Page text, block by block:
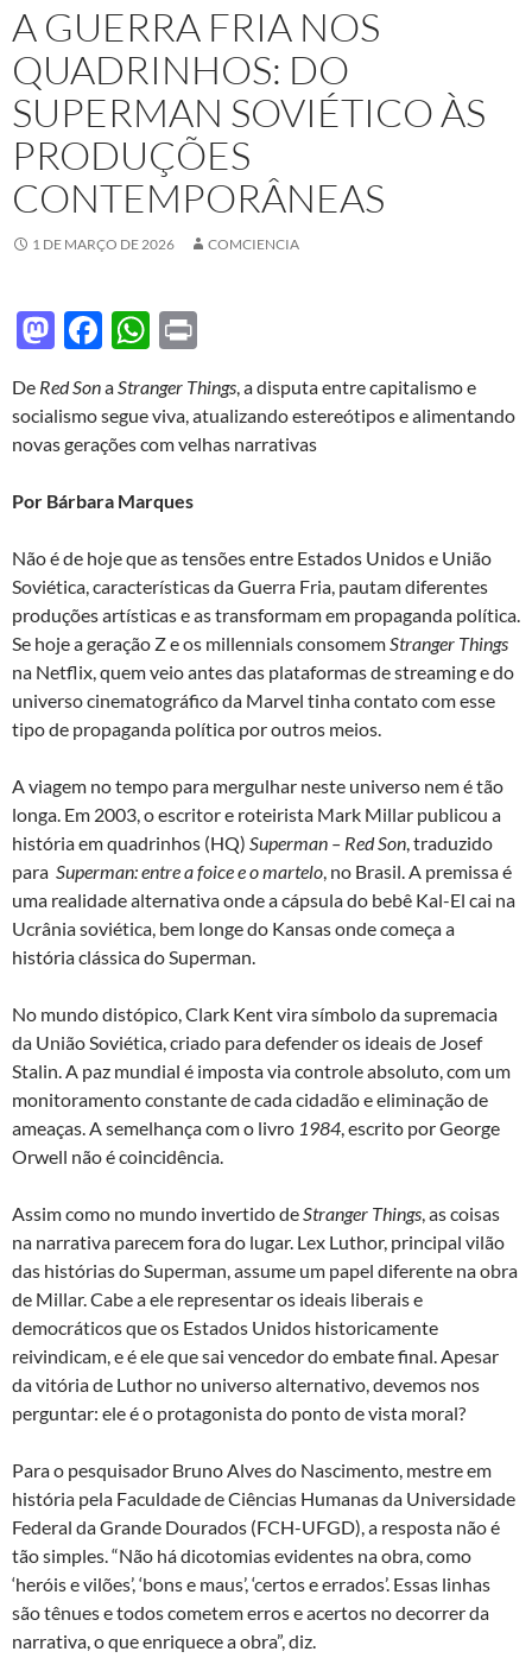
A GUERRA FRIA NOS
QUADRINHOS: DO
SUPERMAN SOVIÉTICO ÀS
PRODUÇÕES
CONTEMPORÂNEAS
1 DE MARÇO DE 2026 COMCIENCIA
M
to
d
n
F
e
b
o
k
W
at
s
p
p
nt
De Red SonaStranger Things, a disputa entre capitalismo e
socialismo segue viva, atualizando estereótipos e alimentando
novas gerações com velhas narrativas
Por Bárbara Marques
Não é de hoje que as tensões entre Estados Unidos e União
Soviética, características da Guerra Fria, pautam diferentes
produções artísticas e as transformam em propaganda política.
Se hoje a geração Z e os millennials consomemStranger Things
na Netflix, quem veio antes das plataformas de streaming e do
universo cinematográfico da Marvel tinha contato com esse
tipo de propaganda política por outros meios.
A viagem no tempo para mergulhar neste universo nem é tão
longa. Em 2003, o escritor e roteirista Mark Millar publicou a
história em quadrinhos (HQ) Superman – Red Son, traduzido
para Superman: entre a foice e o martelo, no Brasil. A premissa é
uma realidade alternativa onde a cápsula do bebê Kal-El cai na
Ucrânia soviética, bem longe do Kansas onde começa a
história clássica do Superman.
No mundo distópico, Clark Kent vira símbolo da supremacia
da União Soviética, criado para defender os ideais de Josef
Stalin. A paz mundial é imposta via controle absoluto, com um
monitoramento constante de cada cidadão e eliminação de
ameaças. A semelhança com o livro 1984, escrito por George
Orwell não é coincidência.
Assim como no mundo invertido deStranger Things, as coisas
na narrativa parecem fora do lugar. Lex Luthor, principal vilão
das histórias do Superman, assume um papel diferente na obra
de Millar. Cabe a ele representar os ideais liberais e
democráticos que os Estados Unidos historicamente
reivindicam, e é ele que sai vencedor do embate final. Apesar
da vitória de Luthor no universo alternativo, devemos nos
perguntar: ele é o protagonista do ponto de vista moral?
Para o pesquisador Bruno Alves do Nascimento, mestre em
história pela Faculdade de Ciências Humanas da Universidade
Federal da Grande Dourados (FCH-UFGD), a resposta não é
tão simples. “Não há dicotomias evidentes na obra, como
‘heróis e vilões’, ‘bons e maus’, ‘certos e errados’. Essas linhas
são tênues e todos cometem erros e acertos no decorrer da
narrativa, o que enriquece a obra”, diz.